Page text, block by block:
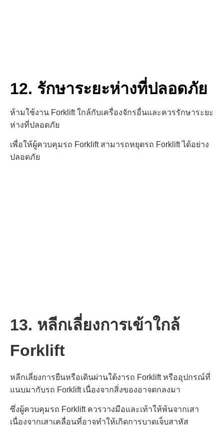
12. รักษาระยะห่างที่ปลอดภัย
ห้ามใช้งาน Forklift ใกล้กับเครื่องจักรอื่นและควรรักษาระยะ
ห่างที่ปลอดภัย
เพื่อให้ผู้ควบคุมรถ Forklift สามารถหยุดรถ Forklift ได้อย่าง
ปลอดภัย
13. หลีกเลี่ยงการเข้าใกล้
Forklift
หลีกเลี่ยงการยืนหรือเดินผ่านใต้งารถ Forklift หรืออุปกรณ์ที่
แนบมากับรถ Forklift เนื่องจากสิ่งของอาจตกลงมา
ซึ่งผู้ควบคุมรถ Forklift ควรวางมือและเท้าให้พ้นจากเสา
เนื่องจากเสาเคลื่อนที่อาจทำให้เกิดการบาดเจ็บสาหัส